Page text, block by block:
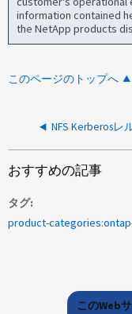
information contained
the NetApp products
このページのトップへ
おすすめの記事
タグ
product-
このWeb